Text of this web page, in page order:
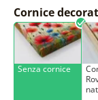
Cornice
Senza cornice